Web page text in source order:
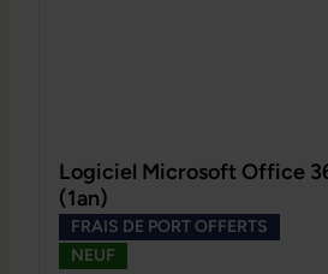
Logiciel Microsoft Office
(1an)
FRAIS DE PORT OFFERTS
NEUF